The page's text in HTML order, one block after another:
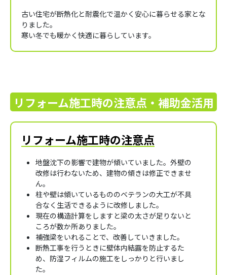
古い住宅が断熱化と耐震化で温かく安心に暮らせる家とな
りました。
寒い冬でも暖かく快適に暮らしています。
リフォーム施工時の注意点・補助金活用
リフォーム施工時の注意点
地盤沈下の影響で建物が傾いていました。外壁の
改修は行わないため、建物の傾きは修正できませ
ん。
柱や壁は傾いているもののベテランの大工が不具
合なく生活できるように改修しました。
現在の構造計算をしますと梁の太さが足りないと
ころが数か所ありました。
補強梁をいれることで、改善していきました。
断熱工事を行うときに壁体内結露を防止するた
め、防湿フィルムの施工をしっかりと行いまし
た。